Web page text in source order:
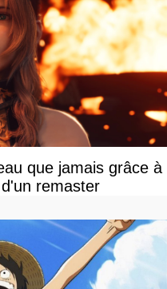
que jamais grâce à
remaster